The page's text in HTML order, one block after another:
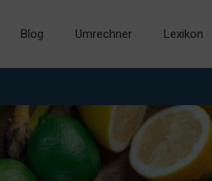
Blog Umrechner Lexikon